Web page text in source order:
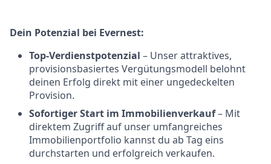
Dein Potenzial bei Evernest:
Top-Verdienstpotenzial – Unser attraktives,
provisionsbasiertes Vergütungsmodell belohnt
deinen Erfolg direkt mit einer ungedeckelten
Provision.
Sofortiger Start im Immobilienverkauf– Mit
direktem Zugriff auf unser umfangreiches
Immobilienportfolio kannst du ab Tag eins
durchstarten und erfolgreich verkaufen.